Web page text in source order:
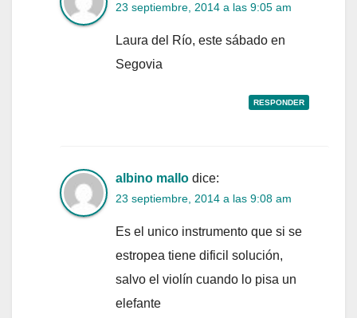
23 septiembre, 2014 a las 9:05 am
Laura del Río, este sábado en
Segovia
RESPONDER
albino mallo dice:
23 septiembre, 2014 a las 9:08 am
Es el unico instrumento que si se
estropea tiene dificil solución,
salvo el violín cuando lo pisa un
elefante